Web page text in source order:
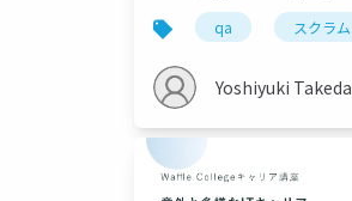
qa スクラム
Yoshiyuki Takeda